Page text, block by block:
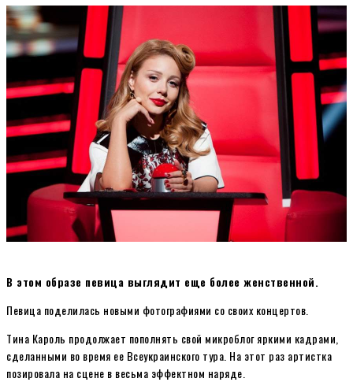
В этом образе певица выглядит еще более женственной.
Певица поделилась новыми фотографиями со своих концертов.
Тина Кароль продолжает пополнять свой микроблог яркими кадрами,
сделанными во время ее Всеукраинского тура. На этот раз артистка
позировала на сцене в весьма эффектном наряде.